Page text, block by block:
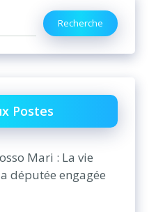
Recherche
Postes
Mari : La vie
députée engagée